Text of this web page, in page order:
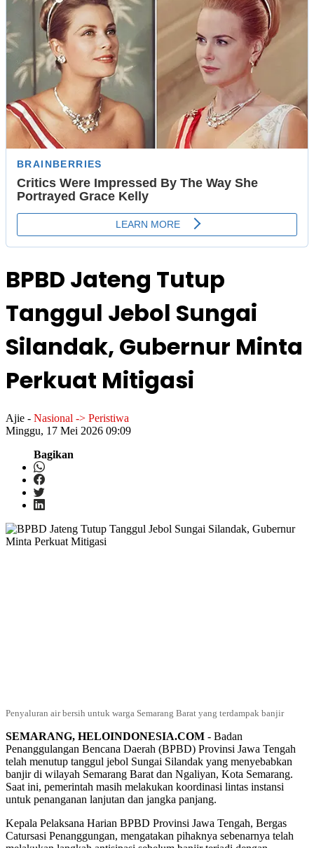
BPBD Jateng Tutup
Tanggul Jebol Sungai
Silandak, Gubernur Minta
Perkuat Mitigasi
Ajie - Nasional -> Peristiwa
Minggu, 17 Mei 2026 09:09
Bagikan
Penyaluran air bersih untuk warga Semarang Barat yang terdampak banjir
SEMARANG, HELOINDONESIA.COM - Badan
Penanggulangan Bencana Daerah (BPBD) Provinsi Jawa Tengah
telah menutup tanggul jebol Sungai Silandak yang menyebabkan
banjir di wilayah Semarang Barat dan Ngaliyan, Kota Semarang.
Saat ini, pemerintah masih melakukan koordinasi lintas instansi
untuk penanganan lanjutan dan jangka panjang.
Kepala Pelaksana Harian BPBD Provinsi Jawa Tengah, Bergas
Catursasi Penanggungan, mengatakan pihaknya sebenarnya telah